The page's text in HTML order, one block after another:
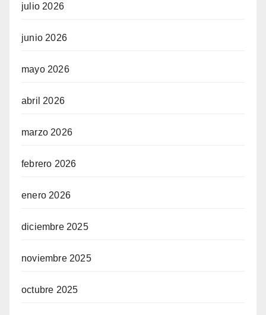
julio 2026
junio 2026
mayo 2026
abril 2026
marzo 2026
febrero 2026
enero 2026
diciembre 2025
noviembre 2025
octubre 2025